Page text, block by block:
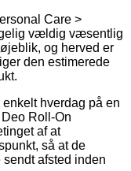
Care >
vældig væsentlig
og herved er
den estimerede
hverdag på en
Roll-On
af at
så at de
afsted inden